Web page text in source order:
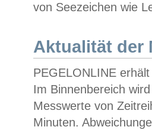
von Seezeichen wie
Aktualität der
PEGELONLINE
Im Binnenbereich
Messwerte von
Minuten.